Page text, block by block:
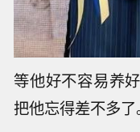
都没在外面喊过